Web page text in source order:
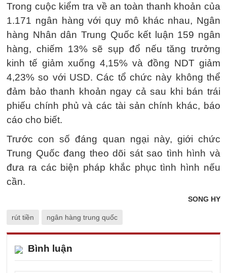
Trong cuộc kiểm tra về an toàn thanh khoản của
1.171 ngân hàng với quy mô khác nhau, Ngân
hàng Nhân dân Trung Quốc kết luận 159 ngân
hàng, chiếm 13% sẽ sụp đổ nếu tăng trưởng
kinh tế giảm xuống 4,15% và đồng NDT giảm
4,23% so với USD. Các tổ chức này không thể
đảm bảo thanh khoản ngay cả sau khi bán trái
phiếu chính phủ và các tài sản chính khác, báo
cáo cho biết.
Trước con số đáng quan ngại này, giới chức
Trung Quốc đang theo dõi sát sao tình hình và
đưa ra các biện pháp khắc phục tình hình nếu
cần.
SONG HY
rút tiền ngân hàng trung quốc
Bình luận